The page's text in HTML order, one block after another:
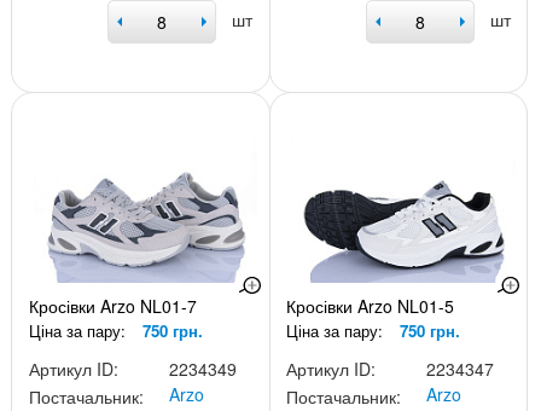
шт шт
Кросівки Arzo NL01-7
Ціна за пару: 750 грн.
Артикул ID:
2234349
Постачальник:
Arzo
Кросівки Arzo NL01-5
Ціна за пару: 750 грн.
Артикул ID:
2234347
Постачальник:
Arzo